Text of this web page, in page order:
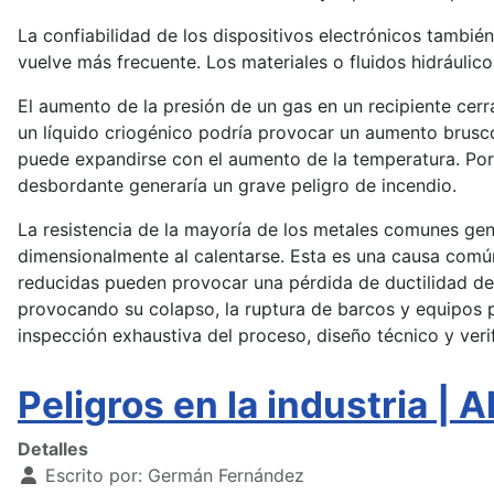
La confiabilidad de los dispositivos electrónicos
vuelve más frecuente. Los materiales o fluidos
El aumento de la presión de un gas en un recipiente
un líquido criogénico podría provocar un aumento
puede expandirse con el aumento de la temperatura.
desbordante generaría un grave peligro de incendio.
La resistencia de la mayoría de los metales comunes
dimensionalmente al calentarse. Esta es una causa
reducidas pueden provocar una pérdida de ductilidad
provocando su colapso, la ruptura de barcos y equipos
inspección exhaustiva del proceso, diseño técnico y
Peligros en la industria |
Detalles
Escrito por: Germán Fernández